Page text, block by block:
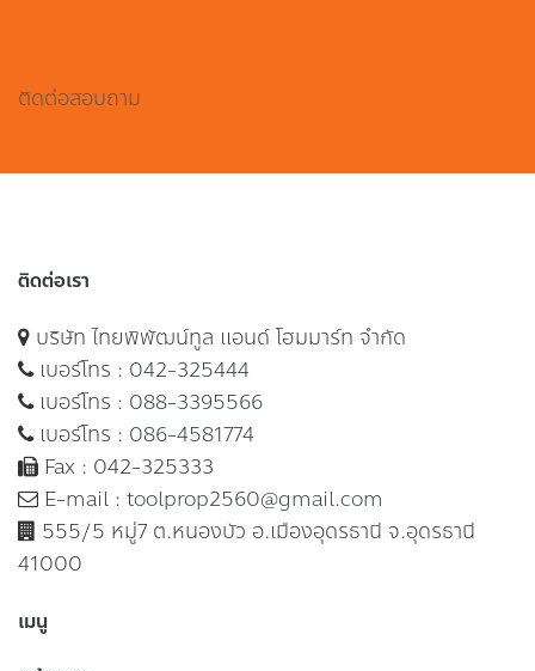
ติดต่อสอบถาม
ติดต่อเรา
บริษัท ไทยพิพัฒน์ทูล แอนด์ โฮมมาร์ท จำกัด
เบอร์โทร : 042-325444
เบอร์โทร : 088-3395566
เบอร์โทร : 086-4581774
Fax : 042-325333
E-mail : toolprop2560@gmail.com
555/5 หมู่7 ต.หนองบัว อ.เมืองอุดรธานี จ.อุดรธานี
41000
เมนู